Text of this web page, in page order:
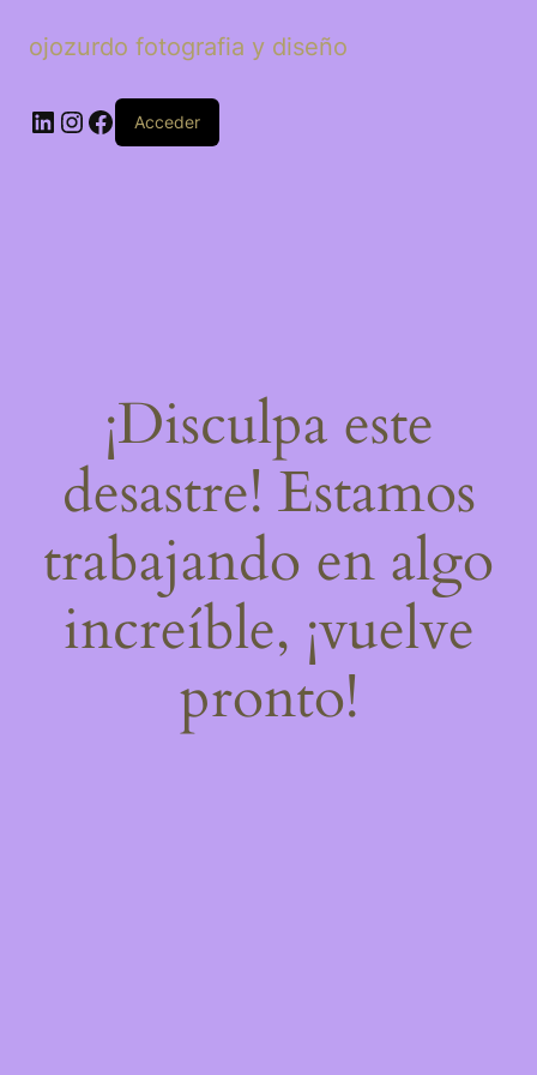
ojozurdo fotografia y diseño
LinkedIn
Instagram
Facebook
Acceder
¡Disculpa este
desastre! Estamos
trabajando en algo
increíble, ¡vuelve
pronto!